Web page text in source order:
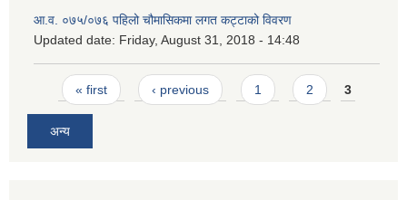
आ.व. ०७५/०७६ पहिलो चौमासिकमा लगत कट्टाको विवरण
Updated date: Friday, August 31, 2018 - 14:48
Pages
« first ‹ previous 1 2 3
अन्य